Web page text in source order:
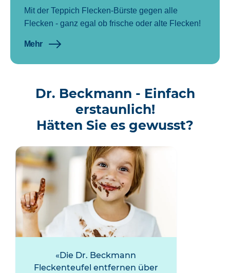
Mit der Teppich Flecken-Bürste gegen alle
Flecken - ganz egal ob frische oder alte Flecken!
Mehr
Dr. Beckmann - Einfach
erstaunlich!
Hätten Sie es gewusst?
Die Dr. Beckmann
Fleckenteufel entfernen über